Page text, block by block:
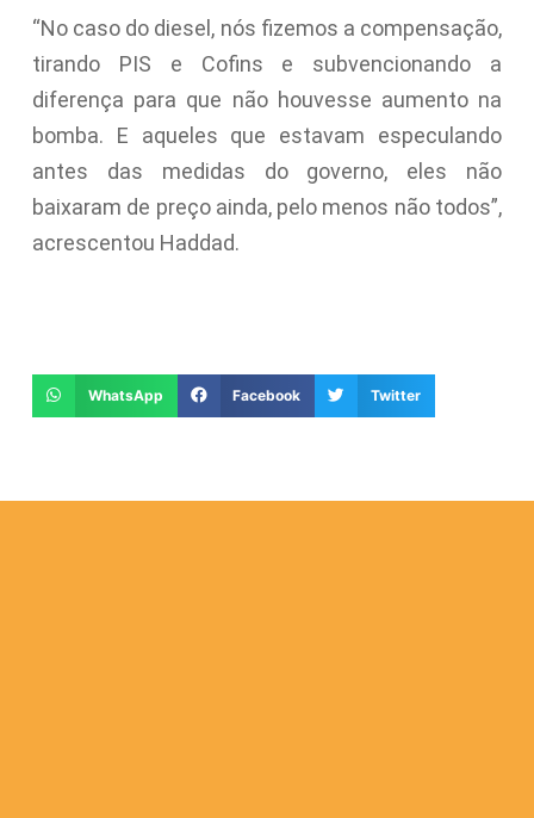
“No caso do diesel, nós fizemos a compensação,
tirando PIS e Cofins e subvencionando a
diferença para que não houvesse aumento na
bomba. E aqueles que estavam especulando
antes das medidas do governo, eles não
baixaram de preço ainda, pelo menos não todos”,
acrescentou Haddad.
WhatsApp Facebook Twitter